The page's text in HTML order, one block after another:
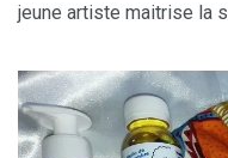
jeune artiste maitrise la